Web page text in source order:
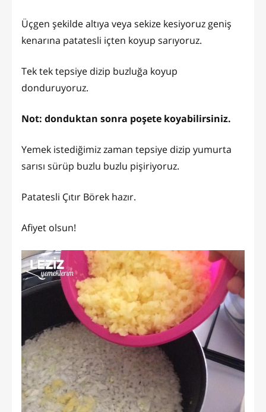
Üçgen şekilde altıya veya sekize kesiyoruz geniş
kenarına patatesli içten koyup sarıyoruz.
Tek tek tepsiye dizip buzluğa koyup
donduruyoruz.
Not: donduktan sonra poşete koyabilirsiniz.
Yemek istediğimiz zaman tepsiye dizip yumurta
sarısı sürüp buzlu buzlu pişiriyoruz.
Patatesli Çıtır Börek hazır.
Afiyet olsun!